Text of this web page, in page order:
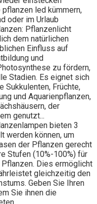
led kümmern,
oder im Urlaub
Pflanzenlicht
dem natürlichen
Einfluss auf
und
zu fördern,
Stadien. Es eignet sich
Sukkulenten, Früchte,
und Aquarienpflanzen,
der
genutzt...
bieten 3
werden können, um
der Pflanzen gerecht
Stufen (10%-100%) für
Dies ermöglicht
gleichzeitig den
Geben Sie Ihren
Sie ihnen die